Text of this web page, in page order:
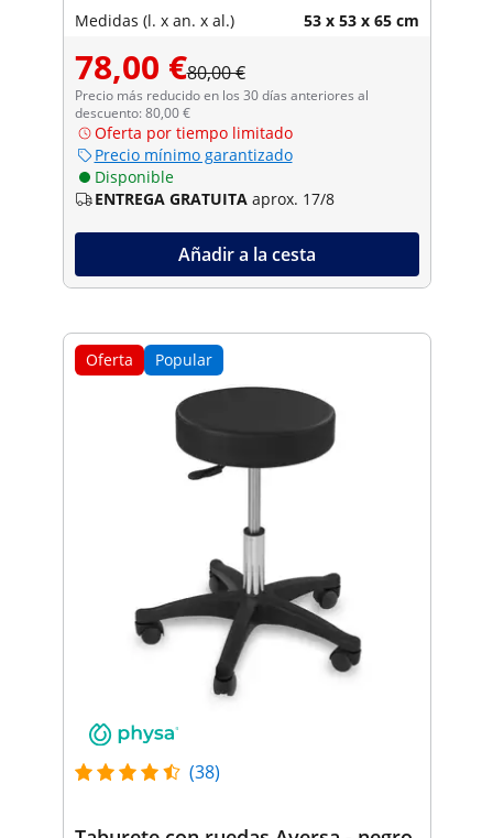
Medidas (l. x an. x al.) 53 x 53 x 65 cm
78,00 €80,00 €
Precio más reducido en los 30 días anteriores al
descuento: 80,00 €
Oferta por tiempo limitado
Precio mínimo garantizado
Disponible
ENTREGA GRATUITA aprox. 17/8
Añadir a la cesta
Oferta Popular
(38)